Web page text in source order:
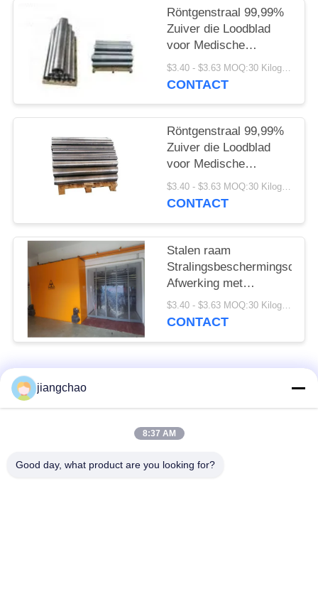
Röntgenstraal 99,99%
Zuiver die Loodblad
voor Medische
Beveiliging wordt
aangepast
$3.40 - $3.63 MOQ:30 Kilogram/Kilogram
CONTACT
Röntgenstraal 99,99%
Zuiver die Loodblad
voor Medische
Beveiliging wordt
aangepast
$3.40 - $3.63 MOQ:30 Kilogram/Kilogram
CONTACT
Stalen raam
Stralingsbeschermingsdeur
Afwerking met
poedercoating of
roestvrij staal
$3.40 - $3.63 MOQ:30 Kilogram/Kilogram
CONTACT
populaire categorieën
De Bakstenen van de
jiangchao
8:37 AM
Good day, what product are you looking for?